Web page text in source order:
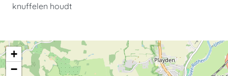
knuffelen houdt
+
−